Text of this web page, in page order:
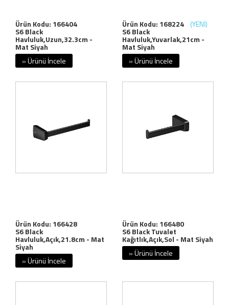
Ürün Kodu: 166404
S6 Black
Havluluk,Uzun,32.3cm -
Mat Siyah
» Ürünü İncele
Ürün Kodu: 168224 (YENİ)
S6 Black
Havluluk,Yuvarlak,21cm -
Mat Siyah
» Ürünü İncele
Ürün Kodu: 166428
S6 Black
Havluluk,Açık,21.8cm - Mat
Siyah
» Ürünü İncele
Ürün Kodu: 166480
S6 Black Tuvalet
Kağıtlık,Açık,Sol - Mat Siyah
» Ürünü İncele